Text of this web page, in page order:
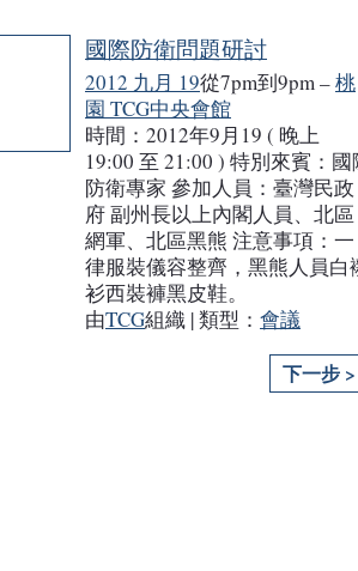
國際防衛問題研討
2012 九月 19從7pm到9pm –桃
園 TCG中央會館
時間：2012年9月19 ( 晚上
19:00 至 21:00 ) 特別來賓：國
防衛專家 參加人員：臺灣民政
府 副州長以上內閣人員、北區
網軍、北區黑熊 注意事項：一
律服裝儀容整齊，黑熊人員白
衫西裝褲黑皮鞋。
由TCG組織 | 類型： 會議
下一步 >